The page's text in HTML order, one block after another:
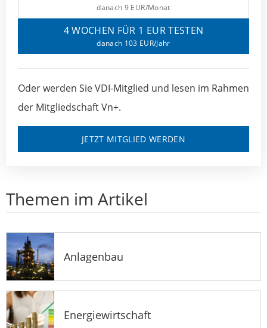
danach 9 EUR/Monat
4 WOCHEN FÜR 1 EUR TESTEN
danach 103 EUR/Jahr
Oder werden Sie VDI-Mitglied und lesen im Rahmen
der Mitgliedschaft Vn+.
JETZT MITGLIED WERDEN
Themen im Artikel
Anlagenbau
Energiewirtschaft